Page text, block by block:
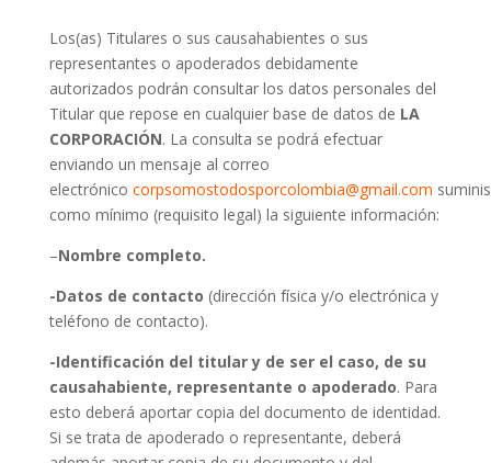
Los(as) Titulares o sus causahabientes o sus
representantes o apoderados debidamente
autorizados podrán consultar los datos personales del
Titular que repose en cualquier base de datos de LA
CORPORACIÓN. La consulta se podrá efectuar
enviando un mensaje al correo
electrónico corpsomostodosporcolombia@gmail.com
como mínimo (requisito legal) la siguiente información:
–Nombre completo.
-Datos de contacto (dirección física y/o electrónica y
teléfono de contacto).
-Identificación del titular y de ser el caso, de su
causahabiente, representante o apoderado. Para
esto deberá aportar copia del documento de identidad.
Si se trata de apoderado o representante, deberá